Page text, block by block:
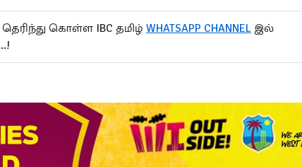
கொள்ள IBC தமிழ் WHATSAPP CHANNEL இல்